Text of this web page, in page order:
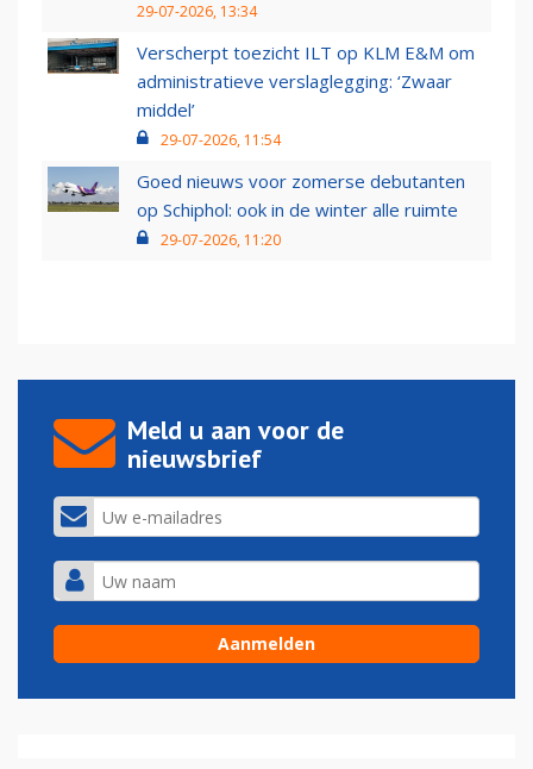
29-07-2026, 13:34
Verscherpt toezicht ILT op KLM E&M om
administratieve verslaglegging: ‘Zwaar
middel’
29-07-2026, 11:54
Goed nieuws voor zomerse debutanten
op Schiphol: ook in de winter alle ruimte
29-07-2026, 11:20
Meld u aan voor de
nieuwsbrief